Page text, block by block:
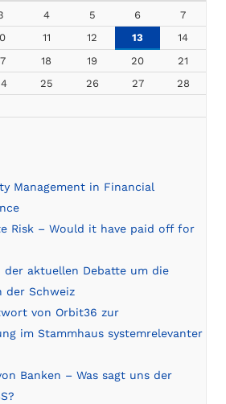
4 5 6
7
11 12 13
14
18 19 20
21
25 26 27
28
Management in Financial
Risk – Would it have paid off for
der aktuellen Debatte um die
der Schweiz
von Orbit36 zur
im Stammhaus systemrelevanter
Banken – Was sagt uns der